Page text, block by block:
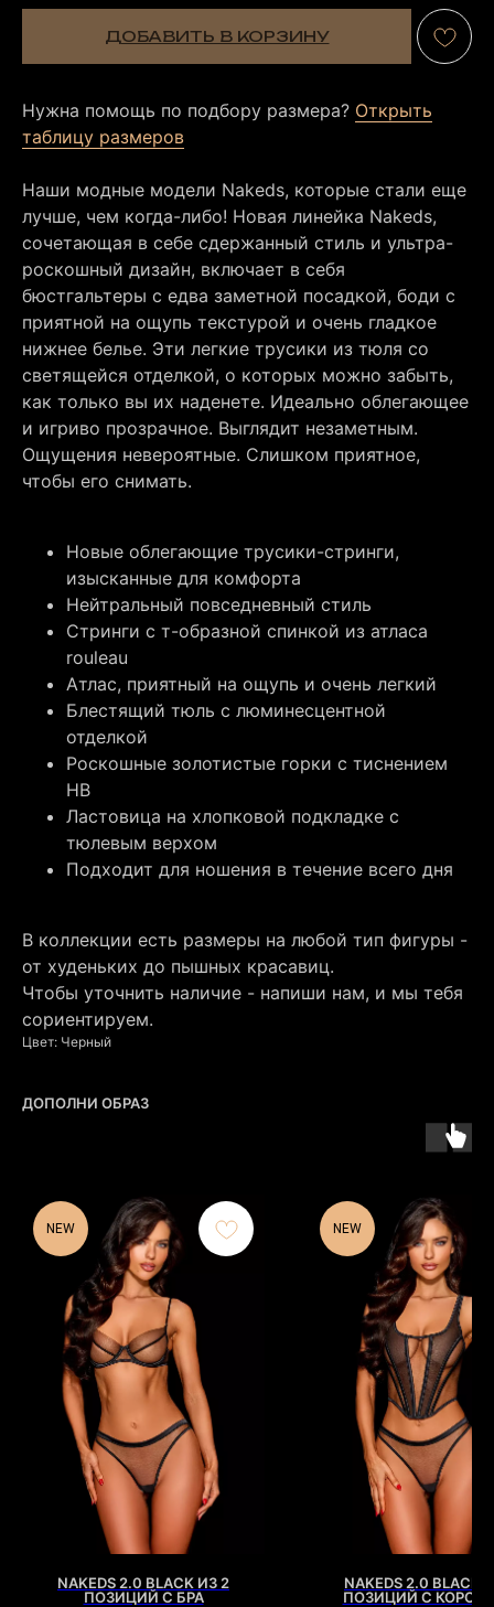
ДОБАВИТЬ В КОРЗИНУ
Нужна помощь по подбору размера? Открыть
таблицу размеров
Наши модные модели Nakeds, которые стали еще
лучше, чем когда-либо! Новая линейка Nakeds,
сочетающая в себе сдержанный стиль и ультра-
роскошный дизайн, включает в себя
бюстгальтеры с едва заметной посадкой, боди с
приятной на ощупь текстурой и очень гладкое
нижнее белье. Эти легкие трусики из тюля со
светящейся отделкой, о которых можно забыть,
как только вы их наденете. Идеально облегающее
и игриво прозрачное. Выглядит незаметным.
Ощущения невероятные. Слишком приятное,
чтобы его снимать.
Новые облегающие трусики-стринги,
изысканные для комфорта
Нейтральный повседневный стиль
Стринги с т-образной спинкой из атласа
rouleau
Атлас, приятный на ощупь и очень легкий
Блестящий тюль с люминесцентной
отделкой
Роскошные золотистые горки с тиснением
HB
Ластовица на хлопковой подкладке с
тюлевым верхом
Подходит для ношения в течение всего дня
В коллекции есть размеры на любой тип фигуры -
от худеньких до пышных красавиц.
Чтобы уточнить наличие - напиши нам, и мы тебя
сориентируем.
Цвет: Черный
ДОПОЛНИ ОБРАЗ
NEW
NAKEDS 2.0 BLACK ИЗ 2
ПОЗИЦИЙ С БРА
NEW
NAKEDS 2.0 BLACK
ПОЗИЦИЙ С